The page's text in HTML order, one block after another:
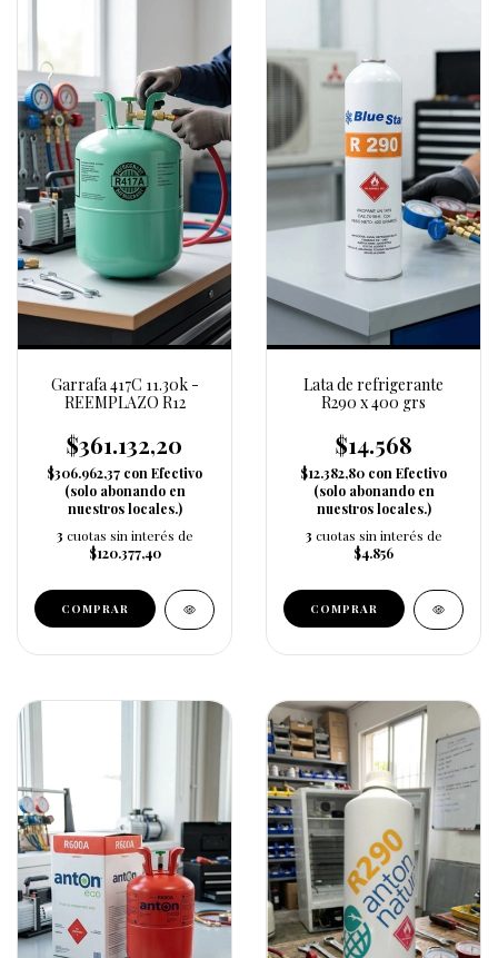
Garrafa 417C 11.30k -
REEMPLAZO R12
$361.132,20
$306.962,37 con Efectivo
(solo abonando en
nuestros locales.)
3 cuotas sin interés de
$120.377,40
Lata de refrigerante
R290 x 400 grs
$14.568
$12.382,80 con Efectivo
(solo abonando en
nuestros locales.)
3 cuotas sin interés de
$4.856